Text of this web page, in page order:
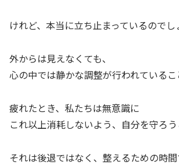
けれど、本当に立ち止まっているのでし
外からは見えなくても、
心の中では静かな調整が行われているこ
疲れたとき、私たちは無意識に
これ以上消耗しないよう、自分を守ろう
それは後退ではなく、整えるための時間